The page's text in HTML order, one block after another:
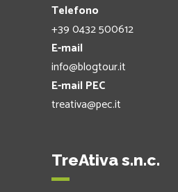
Telefono
+39 0432 500612
E-mail
info@blogtour.it
E-mail PEC
treativa@pec.it
TreAtiva s.n.c.